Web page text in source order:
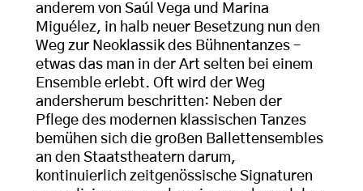
anderem von Saúl Vega und Marina
Miguélez, in halb neuer Besetzung nun den
Weg zur Neoklassik des Bühnentanzes –
etwas das man in der Art selten bei einem
Ensemble erlebt. Oft wird der Weg
andersherum beschritten: Neben der
Pflege des modernen klassischen Tanzes
bemühen sich die großen Ballettensembles
an den Staatstheatern darum,
kontinuierlich zeitgenössische Signaturen